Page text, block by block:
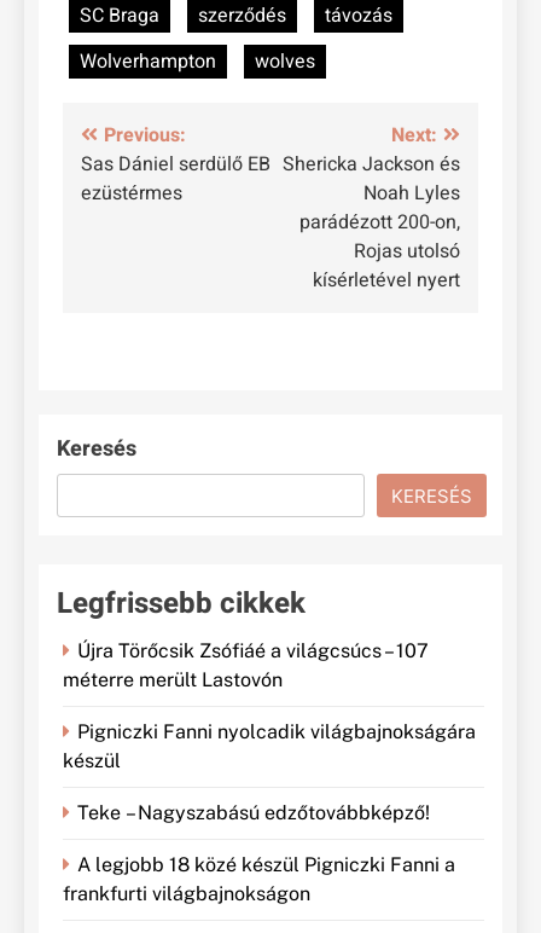
SC Braga
szerződés
távozás
Wolverhampton
wolves
Bejegyzés
navigáció
Previous:
Sas Dániel serdülő EB
ezüstérmes
Next:
Shericka Jackson és
Noah Lyles
parádézott 200-on,
Rojas utolsó
kísérletével nyert
Keresés
KERESÉS
Legfrissebb cikkek
Újra Törőcsik Zsófiáé a világcsúcs – 107
méterre merült Lastovón
Pigniczki Fanni nyolcadik világbajnokságára
készül
Teke – Nagyszabású edzőtovábbképző!
A legjobb 18 közé készül Pigniczki Fanni a
frankfurti világbajnokságon